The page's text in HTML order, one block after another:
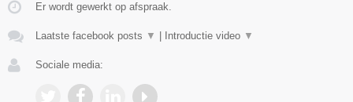
Er wordt gewerkt op afspraak.
Laatste facebook posts ▼ | Introductie video ▼
Sociale media: